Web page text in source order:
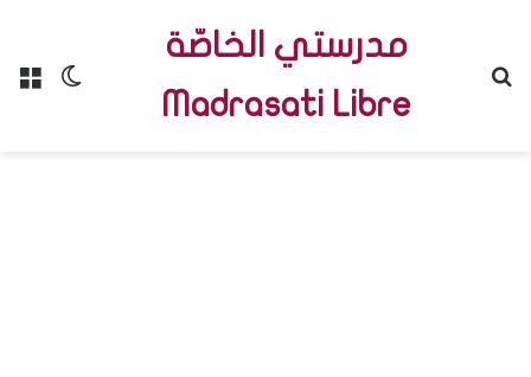
Menu
مدرستي الخاصّة
Madrasati Libre